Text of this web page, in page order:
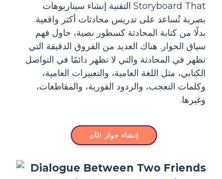
Storyboard That التقنية إنشاء سيناريوهات
بصرية تُساعد على تدريس محادثات أكثر واقعية.
بدلًا من كتابة المحادثة كسطور نصية، حاول فهم
سياق الحوار. هناك العديد من الفروق الدقيقة التي
تظهر في المحادثة والتي لا تظهر دائمًا في التواصل
الكتابي، مثل اللغة العامية، والتعبيرات العامية،
وكلمات التعجب، والردود الفورية، والمقاطعات،
وغيرها.
إنشاء حوار الآن